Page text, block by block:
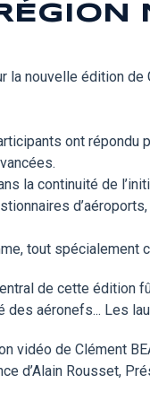
la nouvelle édition de
ont répondu
la continuité de
tout spécialement
de cette édition
des aéronefs... Les
vidéo de Clément
d’Alain Rousset,